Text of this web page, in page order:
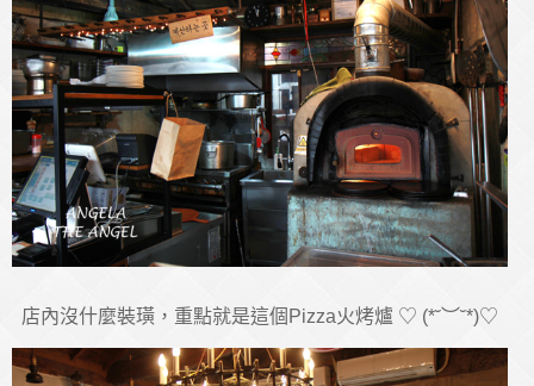
店內沒什麼裝璜，重點就是這個Pizza火烤爐 ♡ (*˘︶˘*)♡